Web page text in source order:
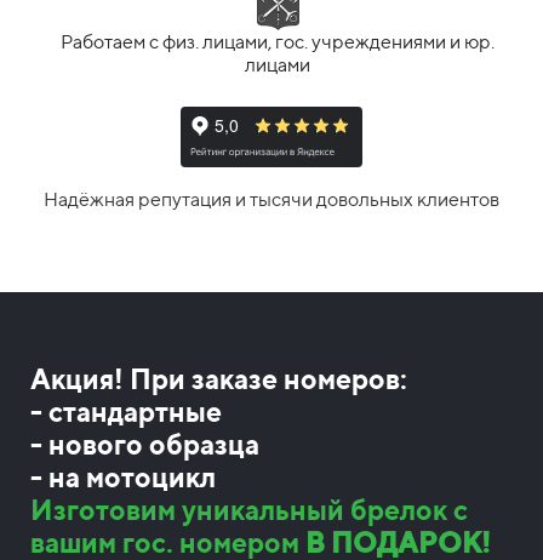
Работаем с физ. лицами, гос. учреждениями и юр.
лицами
Надёжная репутация и тысячи довольных клиентов
Акция! При заказе номеров:
- стандартные
- нового образца
- на мотоцикл
Изготовим уникальный брелок с
вашим гос. номером В ПОДАРОК!